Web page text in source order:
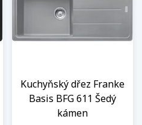
Kuchyňský dřez Franke
Basis BFG 611 Šedý
kámen